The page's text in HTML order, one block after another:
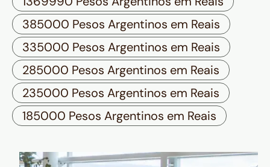
385000 Pesos Argentinos em Reais
335000 Pesos Argentinos em Reais
285000 Pesos Argentinos em Reais
235000 Pesos Argentinos em Reais
185000 Pesos Argentinos em Reais